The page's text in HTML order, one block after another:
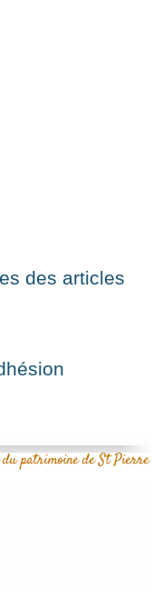
des articles
patrimoine de St Pierre